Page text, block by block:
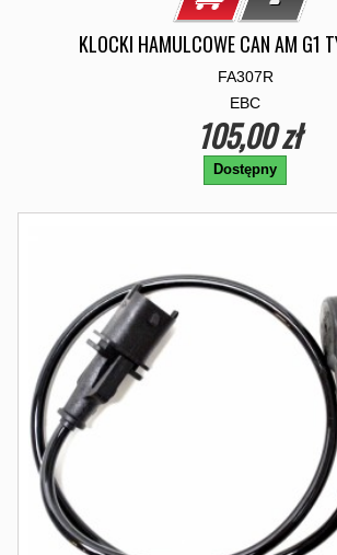
KLOCKI HAMULCOWE CAN AM G1
FA307R
EBC
105,00 zł
Dostępny